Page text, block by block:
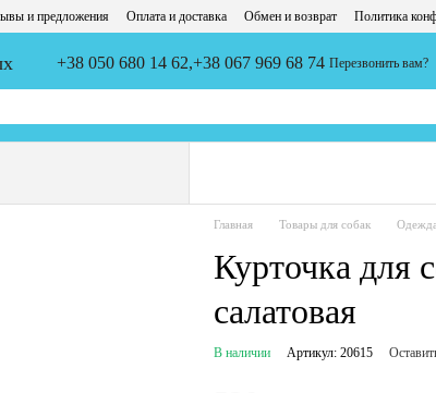
и предложения Оплата и доставка Обмен и возврат Политика
+38 050 680 14 62,+38 067 969 68 74 Перезвонить вам?
Главная Товары для собак Одежда
Курточка для
салатовая
В наличии Артикул: 20615